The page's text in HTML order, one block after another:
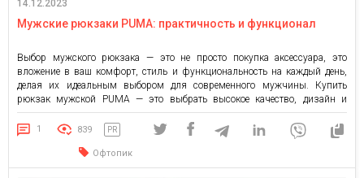
14.12.2023
Мужские рюкзаки PUMA: практичность и функционал
Выбор мужского рюкзака — это не просто покупка аксессуара, это
вложение в ваш комфорт, стиль и функциональность на каждый день,
делая их идеальным выбором для современного мужчины. Купить
рюкзак мужской PUMA — это выбрать высокое качество, дизайн и
практичность. Разнообразие моделей и их особенности Немецкий бренд
предлагает широкий ассортимент мужских рюкзаков, среди которых
каждый найдет […]
1 839 PR
Офтопик